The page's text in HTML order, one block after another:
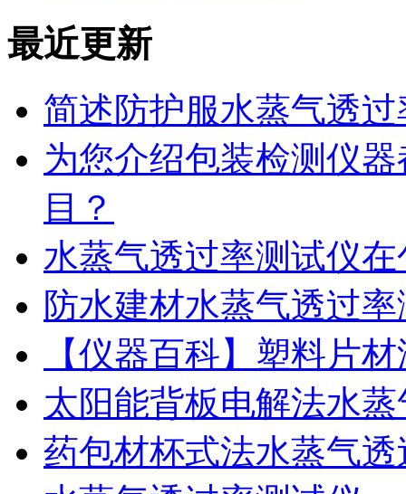
最近更新
简述防护服水蒸气透
为您介绍包装检测仪
目？
水蒸气透过率测试仪
防水建材水蒸气透过
【仪器百科】塑料片
太阳能背板电解法水
药包材杯式法水蒸气